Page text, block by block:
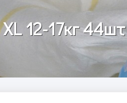
12-17кг 44шт